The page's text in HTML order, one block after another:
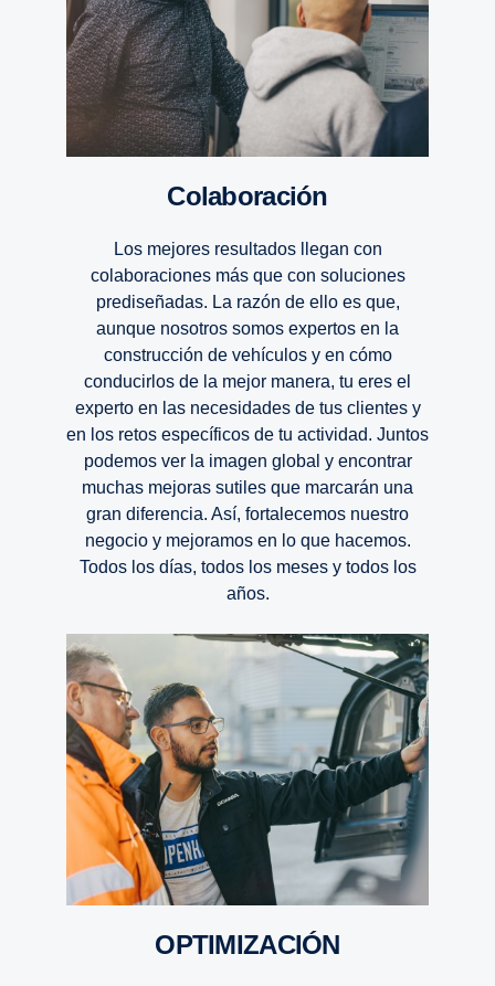
Colabo­ra­ción
Los mejores resultados llegan con
colaboraciones más que con soluciones
prediseñadas. La razón de ello es que,
aunque nosotros somos expertos en la
construcción de vehículos y en cómo
conducirlos de la mejor manera, tu eres el
experto en las necesidades de tus clientes y
en los retos específicos de tu actividad. Juntos
podemos ver la imagen global y encontrar
muchas mejoras sutiles que marcarán una
gran diferencia. Así, fortalecemos nuestro
negocio y mejoramos en lo que hacemos.
Todos los días, todos los meses y todos los
años.
OPTIMI­ZA­CIÓN